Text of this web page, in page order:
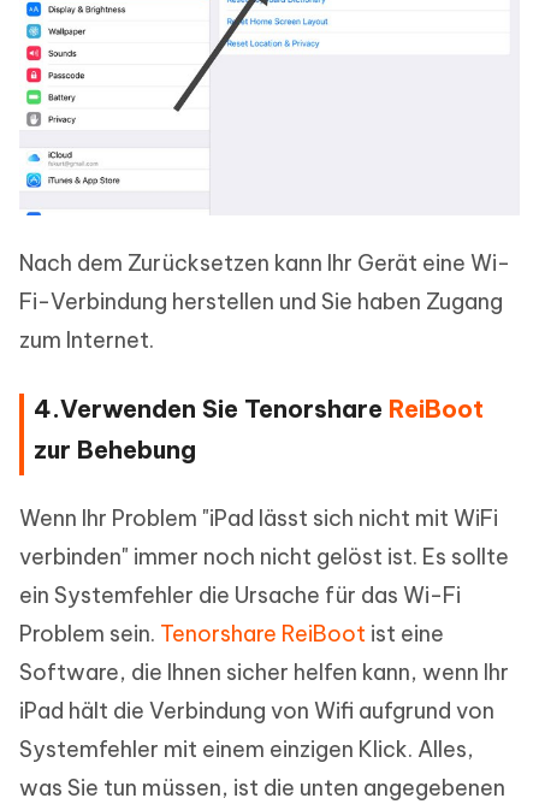
Nach dem Zurücksetzen kann Ihr Gerät eine Wi-
Fi-Verbindung herstellen und Sie haben Zugang
zum Internet.
4.Verwenden Sie Tenorshare ReiBoot
zur Behebung
Wenn Ihr Problem "iPad lässt sich nicht mit WiFi
verbinden" immer noch nicht gelöst ist. Es sollte
ein Systemfehler die Ursache für das Wi-Fi
Problem sein. Tenorshare ReiBoot ist eine
Software, die Ihnen sicher helfen kann, wenn Ihr
iPad hält die Verbindung von Wifi aufgrund von
Systemfehler mit einem einzigen Klick. Alles,
was Sie tun müssen, ist die unten angegebenen